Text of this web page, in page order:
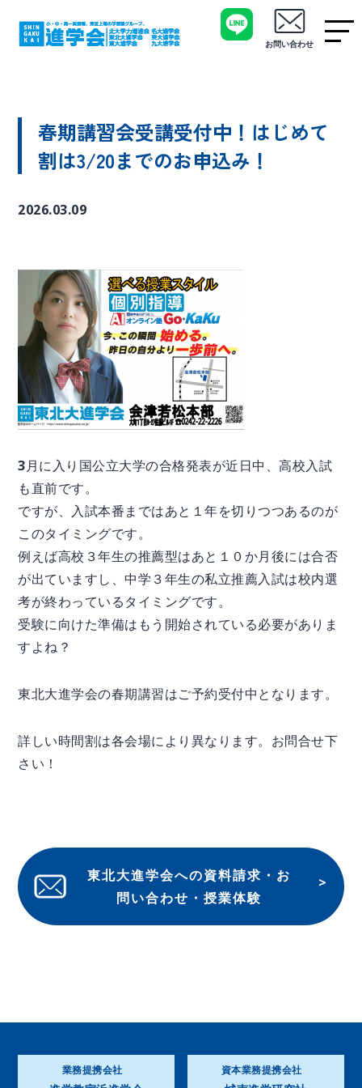
お問い合わせ
春期講習会受講受付中！はじめて
割は3/20までのお申込み！
2026.03.09
3月に入り国公立大学の合格発表が近日中、高校入試
も直前です。
ですが、入試本番まではあと１年を切りつつあるのが
このタイミングです。
例えば高校３年生の推薦型はあと１０か月後には合否
が出ていますし、中学３年生の私立推薦入試は校内選
考が終わっているタイミングです。
受験に向けた準備はもう開始されている必要がありま
すよね？
東北大進学会の春期講習はご予約受付中となります。
詳しい時間割は各会場により異なります。お問合せ下
さい！
東北大進学会への資料請求・お
問い合わせ・授業体験
業務提携会社 資本業務提携会社